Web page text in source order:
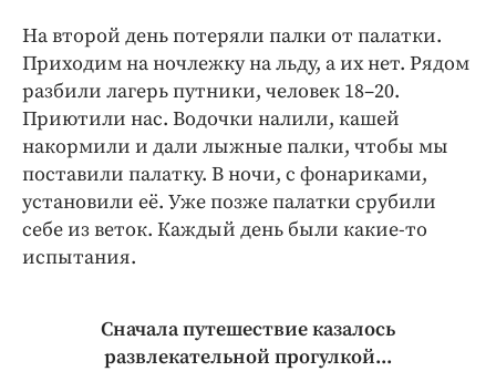
На второй день потеряли палки от палатки.
Приходим на ночлежку на льду, а их нет. Рядом
разбили лагерь путники, человек 18–20.
Приютили нас. Водочки налили, кашей
накормили и дали лыжные палки, чтобы мы
поставили палатку. В ночи, с фонариками,
установили её. Уже позже палатки срубили
себе из веток. Каждый день были какие-то
испытания.
Сначала путешествие казалось
развлекательной прогулкой...